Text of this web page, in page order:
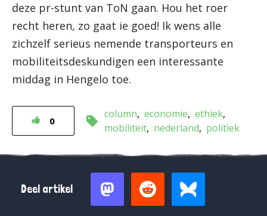
deze pr-stunt van ToN gaan. Hou het roer
recht heren, zo gaat ie goed! Ik wens alle
zichzelf serieus nemende transporteurs en
mobiliteitsdeskundigen een interessante
middag in Hengelo toe.
0
column economie ethiek
mobiliteit nederland politiek
Deel artikel